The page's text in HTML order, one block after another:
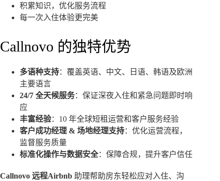
积累知识，优化服务流程
每一次入住体验更完美
Callnovo 的独特优势
多语种支持：覆盖英语、中文、日语、韩语及欧洲
主要语言
24/7 全天候服务：保证深夜入住和紧急问题即时响
应
丰富经验：10 年全球短租运营和客户服务经验
客户成功经理 & 场地经理支持：优化运营流程，
监督服务质量
标准化操作与数据安全：保障合规，提升客户信任
Callnovo 远程Airbnb 助理帮助房东轻松应对入住、沟